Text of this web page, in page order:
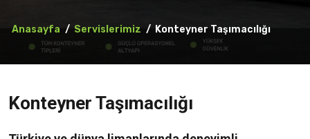
Anasayfa Servislerimiz Konteyner Taşımacılığı
Konteyner Taşımacılığı